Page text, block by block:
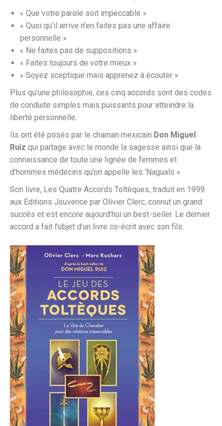
« Que votre parole soit impeccable »
« Quoi qu’il arrive n’en faites pas une affaire
personnelle »
« Ne faites pas de suppositions »
« Faites toujours de votre mieux »
« Soyez sceptique mais apprenez à écouter »
Plus qu’une philosophie, ces cinq accords sont des codes
de conduite simples mais puissants pour atteindre la
liberté personnelle.
Ils ont été posés par le chaman mexicain Don Miguel
Ruiz qui partage avec le monde la sagesse ainsi que la
connaissance de toute une lignée de femmes et
d’hommes médecins qu’on appelle les ‘Naguals ».
Son livre, Les Quatre Accords Toltèques, traduit en 1999
aux Editions Jouvence par Olivier Clerc, connut un grand
succès et est encore aujourd’hui un best-seller. Le dernier
accord a fait l’objet d’un livre co-écrit avec son fils.